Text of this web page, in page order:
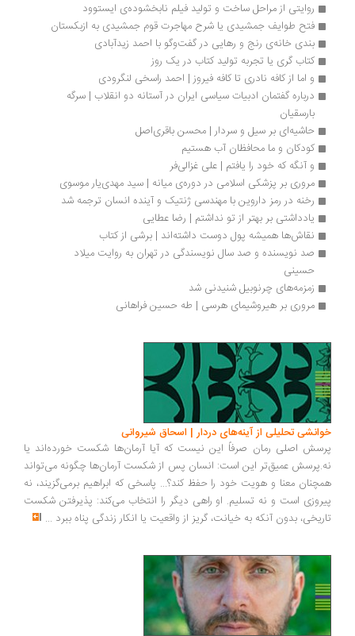
روایتی از مراحل ساخت و تولید فیلم نابخشوده‌ی ایستوود
فتح طوایف جمشیدی یا شرح مهاجرت قوم جمشیدی به ازبکستان
بندی خانه‌ی رنج و رهایی در گفت‌وگو با احمد زیدآبادی
کتاب گری یا تجربه تولید کتاب در یک روز
و اما از کافه نادری تا کافه فیروز | احمد راسخی لنگرودی
بارسقیان
حاشیه‌ای بر سیل و سردار | محسن باقری‌اصل
کودکان و ما محافظان آب هستیم
و آنگه که خود را یافتم | علی غزالی‌فر
مروری بر پزشکی اسلامی در دوره‌ی میانه | سید مهدی‌یار موسوی
رخنه در رمز داروین با مهندسی ژنتیک و آینده انسان ترجمه شد
یادداشتی بر بهتر از تو نداشتم | رضا عطایی
نقاش‌ها همیشه پول دوست داشته‌اند | برشی از کتاب
حسینی
زمزمه‌های چرنوبیل شنیدنی شد
مروری بر هیروشیمای هرسی | طه حسین فراهانی
خوانشی تحلیلی از آینه‌های دردار | اسحاق شیروانی
پرسش اصلی رمان صرفاً این نیست که آیا آرمان‌ها شکست خورده‌اند یا
نه.پرسش عمیق‌تر این است: انسان پس از شکست آرمان‌ها چگونه می‌تواند
همچنان معنا و هویت خود را حفظ کند؟... پاسخی که ابراهیم برمی‌گزیند، نه
پیروزی است و نه تسلیم. او راهی دیگر را انتخاب می‌کند: پذیرفتن شکست
تاریخی، بدون آنکه به خیانت، گریز از واقعیت یا انکار زندگی پناه ببرد ...